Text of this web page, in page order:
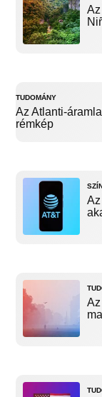
TUDOMÁNY
Az Atlanti-
rémkép